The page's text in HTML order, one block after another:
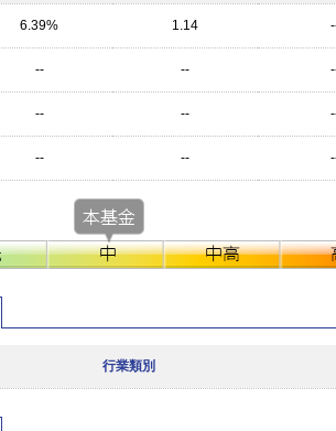
6.39% 1.14
-- --
-- --
-- --
行業類別